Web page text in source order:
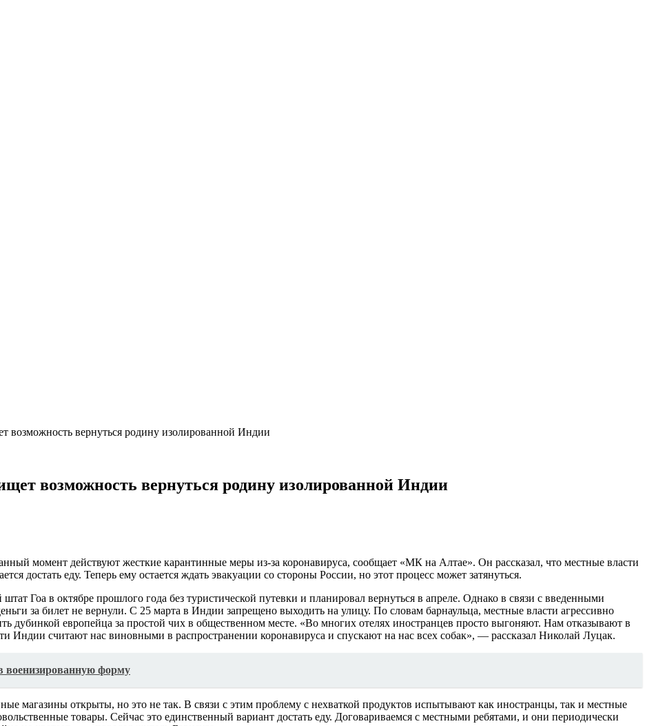
возможность вернуться родину изолированной Индии
возможность вернуться родину изолированной Индии
момент действуют жесткие карантинные меры из-за коронавируса, сообщает «МК на Алтае». Он рассказал, что местные власти
достать еду. Теперь ему остается ждать эвакуации со стороны России, но этот процесс может затянуться.
Гоа в октябре прошлого года без туристической путевки и планировал вернуться в апреле. Однако в связи с введенными
за билет не вернули. С 25 марта в Индии запрещено выходить на улицу. По словам барнаульца, местные власти агрессивно
дубинкой европейца за простой чих в общественном месте. «Во многих отелях иностранцев просто выгоняют. Нам отказывают в
Индии считают нас виновными в распространении коронавируса и спускают на нас всех собак», — рассказал Николай Луцак.
военизированную форму
магазины открыты, но это не так. В связи с этим проблему с нехваткой продуктов испытывают как иностранцы, так и местные
товары. Сейчас это единственный вариант достать еду. Договариваемся с местными ребятами, и они периодически